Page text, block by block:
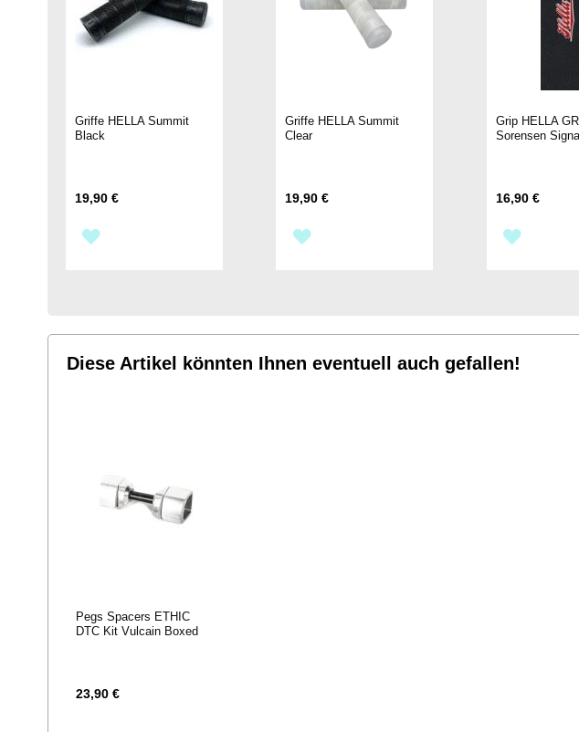
Griffe HELLA Summit
Black
19,90 €
Griffe HELLA Summit
Clear
19,90 €
Grip HELLA
Sorensen
16,90 €
Diese Artikel könnten Ihnen eventuell auch gefallen!
Pegs Spacers ETHIC
DTC Kit Vulcain Boxed
23,90 €